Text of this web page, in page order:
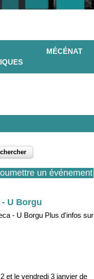
MÉCÉNAT
un événement
U Borgu
- U Borgu Plus d'infos sur
et le vendredi 3 janvier de